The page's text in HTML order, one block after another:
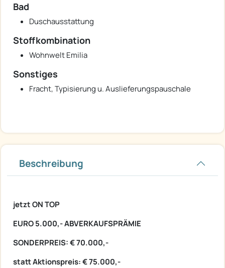
Bad
Duschausstattung
Stoffkombination
Wohnwelt Emilia
Sonstiges
Fracht, Typisierung u. Auslieferungspauschale
Beschreibung
jetzt ON TOP
EURO 5.000,- ABVERKAUFSPRÄMIE
SONDERPREIS: € 70.000,-
statt Aktionspreis: € 75.000,-